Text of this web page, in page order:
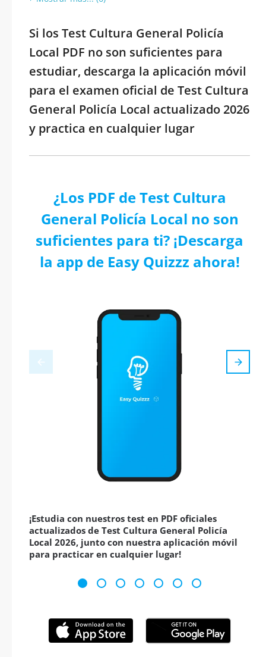
Si los Test Cultura General Policía
Local PDF no son suficientes para
estudiar, descarga la aplicación móvil
para el examen oficial de Test Cultura
General Policía Local actualizado 2026
y practica en cualquier lugar
¿Los PDF de Test Cultura
General Policía Local no son
suficientes para ti? ¡Descarga
la app de Easy Quizzz ahora!
¡Estudia con nuestros test en PDF oficiales
actualizados de Test Cultura General Policía
Local 2026, junto con nuestra aplicación móvil
para practicar en cualquier lugar!